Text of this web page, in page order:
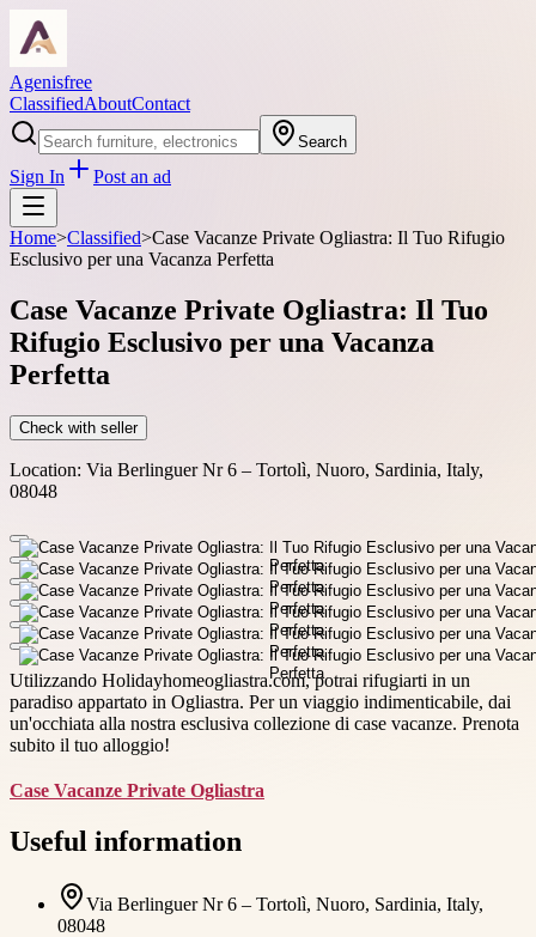
Agenisfree
ClassifiedAboutContact
Search
Sign In Post an ad
Home>Classified>Case Vacanze Private Ogliastra: Il Tuo Rifugio
Esclusivo per una Vacanza Perfetta
Case Vacanze Private Ogliastra: Il Tuo
Rifugio Esclusivo per una Vacanza
Perfetta
Check with seller
Location: Via Berlinguer Nr 6 – Tortolì, Nuoro, Sardinia, Italy,
08048
Utilizzando Holidayhomeogliastra.com, potrai rifugiarti in un
paradiso appartato in Ogliastra. Per un viaggio indimenticabile, dai
un'occhiata alla nostra esclusiva collezione di case vacanze. Prenota
subito il tuo alloggio!
Case Vacanze Private Ogliastra
Useful information
Via Berlinguer Nr 6 – Tortolì, Nuoro, Sardinia, Italy,
08048